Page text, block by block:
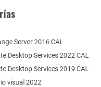
Desktop Services 2022 CAL
Desktop Services 2019 CAL
Server 2016 CAL
visual 2022